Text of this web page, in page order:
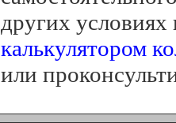
других
калькулятором
или